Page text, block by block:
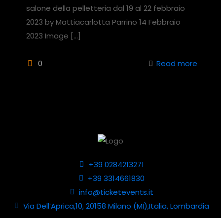
salone della pelletteria dal 19 al 22 febbraio
2023 by Mattiacarlotta Parrino 14 Febbraio
2023 Image […]
0 Read more
+39 0284213271
+39 3314661830
info@ticketevents.it
Via Dell’Aprica,10, 20158 Milano (MI),Italia, Lombardia